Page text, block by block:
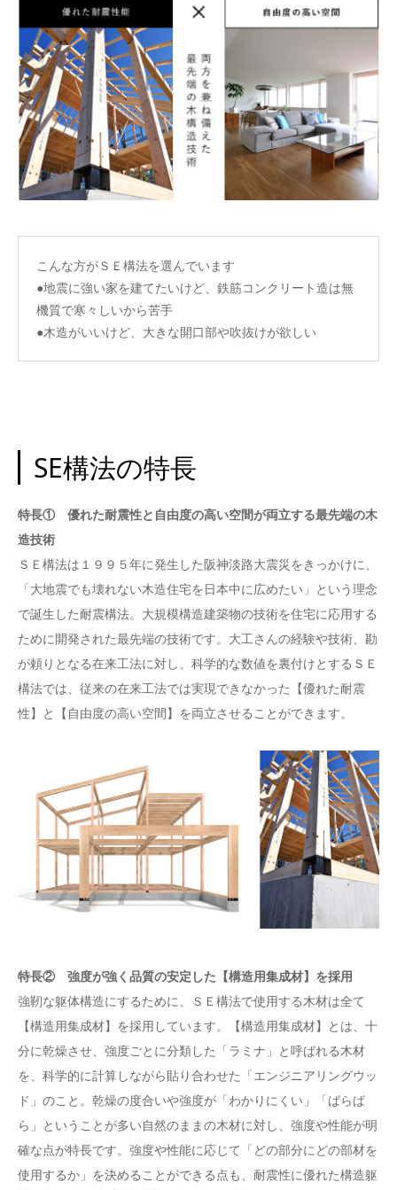
こんな方がＳＥ構法を選んでいます
●地震に強い家を建てたいけど、鉄筋コンクリート造は無
機質で寒々しいから苦手
●木造がいいけど、大きな開口部や吹抜けが欲しい
SE構法の特長
特長① 優れた耐震性と自由度の高い空間が両立する最先端の木
造技術
ＳＥ構法は１９９５年に発生した阪神淡路大震災をきっかけに、
「大地震でも壊れない木造住宅を日本中に広めたい」という理念
で誕生した耐震構法。大規模構造建築物の技術を住宅に応用する
ために開発された最先端の技術です。大工さんの経験や技術、勘
が頼りとなる在来工法に対し、科学的な数値を裏付けとするＳＥ
構法では、従来の在来工法では実現できなかった【優れた耐震
性】と【自由度の高い空間】を両立させることができます。
特長② 強度が強く品質の安定した【構造用集成材】を採用
強靭な躯体構造にするために、ＳＥ構法で使用する木材は全て
【構造用集成材】を採用しています。【構造用集成材】とは、十
分に乾燥させ、強度ごとに分類した「ラミナ」と呼ばれる木材
を、科学的に計算しながら貼り合わせた「エンジニアリングウッ
ド」のこと。乾燥の度合いや強度が「わかりにくい」「ばらば
ら」ということが多い自然のままの木材に対し、強度や性能が明
確な点が特長です。強度や性能に応じて「どの部分にどの部材を
使用するか」を決めることができる点も、耐震性に優れた構造躯